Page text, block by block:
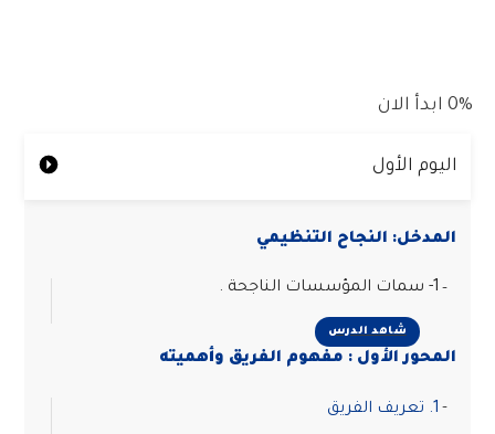
0% ابدأ الان
اليوم الأول
المدخل: النجاح التنظيمي
شاهد الدرس
المحور الأول : مفهوم الفريق وأهميته